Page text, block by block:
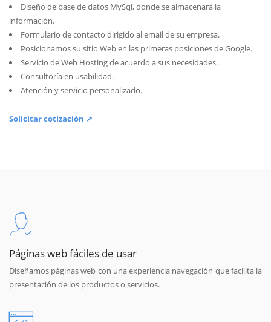
Diseño de base de datos MySql, donde se almacenará la
información.
Formulario de contacto dirigido al email de su empresa.
Posicionamos su sitio Web en las primeras posiciones de Google.
Servicio de Web Hosting de acuerdo a sus necesidades.
Consultoría en usabilidad.
Atención y servicio personalizado.
Solicitar cotización ↗
Páginas web fáciles de usar
Diseñamos páginas web con una experiencia navegación que facilita la
presentación de los productos o servicios.